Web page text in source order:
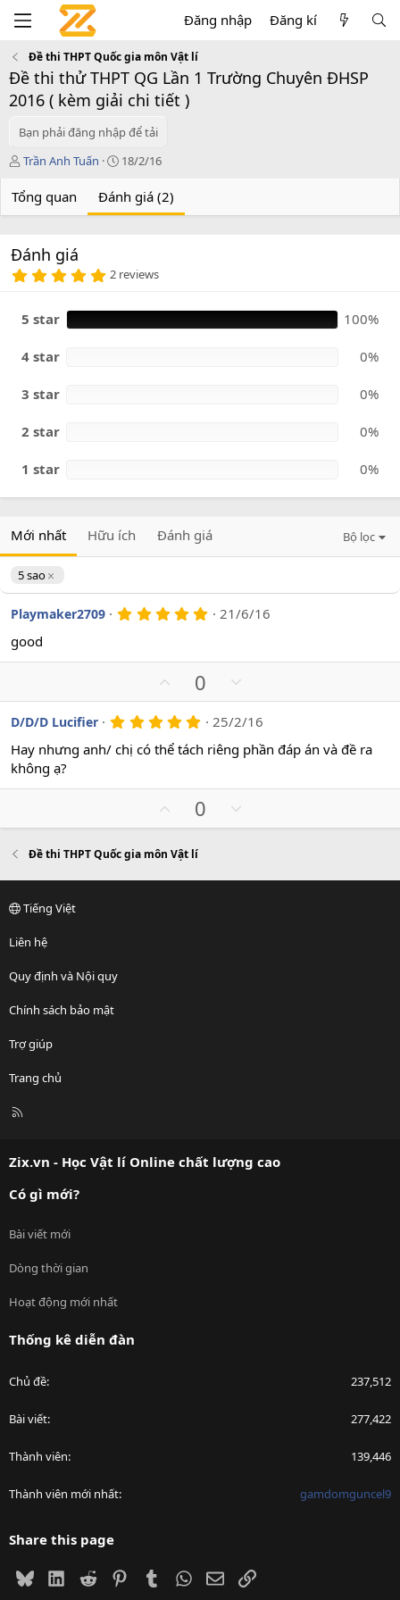
Đăng nhập Đăng kí
Đề thi THPT Quốc gia môn Vật lí
Đề thi thử THPT QG Lần 1 Trường Chuyên ĐHSP
2016 ( kèm giải chi tiết )
Bạn phải đăng nhập để tải
T
c
Trần Anh Tuấn
C
e
n
18/2/16
Tổng quan Đánh giá (2)
Đánh giá
5
0
s
2 reviews
5 star 100%
4 star 0%
3 star 0%
2 star 0%
1 star 0%
Mới nhất Hữu ích Đánh giá Bộ lọc
5 sao
Playmaker2709 5
s
21/6/16
good
p
v
o
t
0
o
w
n
v
t
D/D/D Lucifier 5
0
a
o
25/2/16
Hay nhưng anh/ chị có thể tách riêng phần đáp án và đề ra
không ạ?
p
v
o
t
0
o
v
Đề thi THPT Quốc gia môn Vật lí
Tiếng Việt
Liên hệ
Quy định và Nội quy
Chính sách bảo mật
Trợ giúp
Trang chủ
R
Zix.vn - Học Vật lí Online chất lượng cao
Có gì mới?
Bài viết mới
Dòng thời gian
Hoạt động mới nhất
Thống kê diễn đàn
Chủ đề 237,512
Bài viết 277,422
Thành viên 139,446
Thành viên mới nhất gamdomguncel9
Share this page
BlueskyLinkedIn
Reddit PinterestTumblrWhatsApp
EmailLink